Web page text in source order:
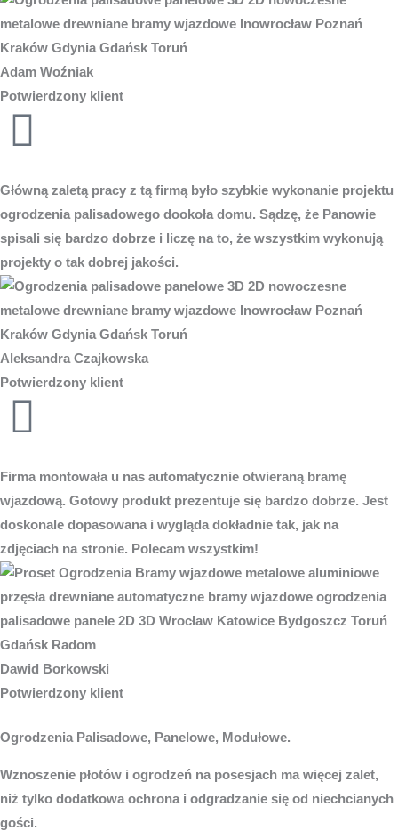
Adam Woźniak
Potwierdzony klient
Główną zaletą pracy z tą firmą było szybkie wykonanie projektu
ogrodzenia palisadowego dookoła domu. Sądzę, że Panowie
spisali się bardzo dobrze i liczę na to, że wszystkim wykonują
projekty o tak dobrej jakości.
Aleksandra Czajkowska
Potwierdzony klient
Firma montowała u nas automatycznie otwieraną bramę
wjazdową. Gotowy produkt prezentuje się bardzo dobrze. Jest
doskonale dopasowana i wygląda dokładnie tak, jak na
zdjęciach na stronie. Polecam wszystkim!
Dawid Borkowski
Potwierdzony klient
Ogrodzenia Palisadowe, Panelowe, Modułowe.
Wznoszenie płotów i ogrodzeń na posesjach ma więcej zalet,
niż tylko dodatkowa ochrona i odgradzanie się od niechcianych
gości.